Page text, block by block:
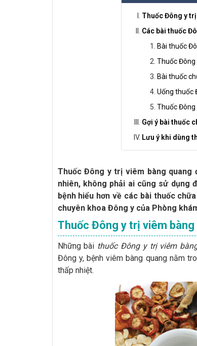
Thuốc Đông y
Các bài thuốc
Bài thuốc
Thuốc Đông
Bài thuốc
Uống thuốc
Thuốc Đông
Gợi ý bài thuốc
Lưu ý khi dùng
Thuốc Đông y trị viêm bàng quang
nhiên, không phải ai cũng sử dụng
bệnh hiểu hơn về các bài thuốc
chuyên khoa Đông y của Phòng
Thuốc Đông y trị viêm
Những bài thuốc Đông y trị viêm
Đông y, bệnh viêm bàng quang nằm
thấp nhiệt.